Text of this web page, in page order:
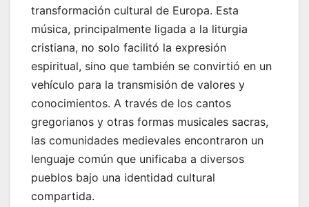
transformación cultural de Europa. Esta
música, principalmente ligada a la liturgia
cristiana, no solo facilitó la expresión
espiritual, sino que también se convirtió en un
vehículo para la transmisión de valores y
conocimientos. A través de los cantos
gregorianos y otras formas musicales sacras,
las comunidades medievales encontraron un
lenguaje común que unificaba a diversos
pueblos bajo una identidad cultural
compartida.